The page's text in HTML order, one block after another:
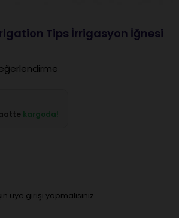
Tips İrrigasyon İğnesi
kargoda!
üye girişi yapmalısınız.